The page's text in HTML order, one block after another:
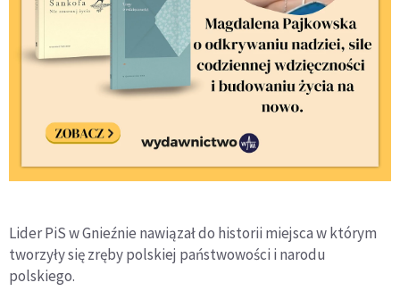
Lider PiS w Gnieźnie nawiązał do historii miejsca w którym
tworzyły się zręby polskiej państwowości i narodu
polskiego.